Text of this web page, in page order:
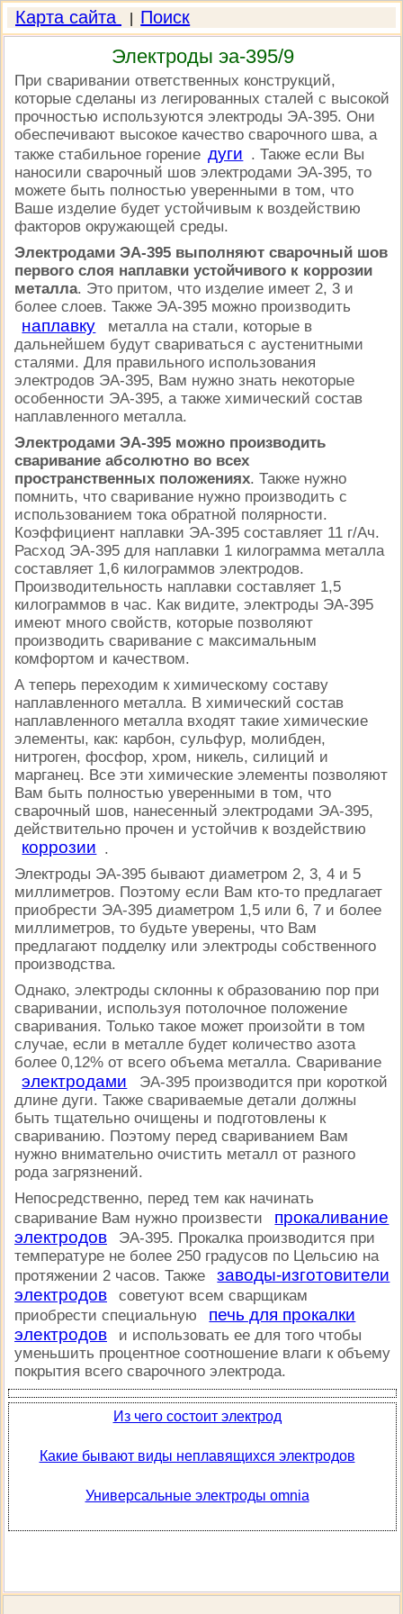
Карта сайта Поиск
Электроды эа-395/9
При сваривании ответственных конструкций,
которые сделаны из легированных сталей с высокой
прочностью используются электроды ЭА-395. Они
обеспечивают высокое качество сварочного шва, а
также стабильное горение дуги . Также если Вы
наносили сварочный шов электродами ЭА-395, то
можете быть полностью уверенными в том, что
Ваше изделие будет устойчивым к воздействию
факторов окружающей среды.
Электродами ЭА-395 выполняют сварочный шов
первого слоя наплавки устойчивого к коррозии
металла. Это притом, что изделие имеет 2, 3 и
более слоев. Также ЭА-395 можно производить
наплавку
металла на стали, которые в
дальнейшем будут свариваться с аустенитными
сталями. Для правильного использования
электродов ЭА-395, Вам нужно знать некоторые
особенности ЭА-395, а также химический состав
наплавленного металла.
Электродами ЭА-395 можно производить
сваривание абсолютно во всех
пространственных положениях. Также нужно
помнить, что сваривание нужно производить с
использованием тока обратной полярности.
Коэффициент наплавки ЭА-395 составляет 11 г/Ач.
Расход ЭА-395 для наплавки 1 килограмма металла
составляет 1,6 килограммов электродов.
Производительность наплавки составляет 1,5
килограммов в час. Как видите, электроды ЭА-395
имеют много свойств, которые позволяют
производить сваривание с максимальным
комфортом и качеством.
А теперь переходим к химическому составу
наплавленного металла. В химический состав
наплавленного металла входят такие химические
элементы, как: карбон, сульфур, молибден,
нитроген, фосфор, хром, никель, силиций и
марганец. Все эти химические элементы позволяют
Вам быть полностью уверенными в том, что
сварочный шов, нанесенный электродами ЭА-395,
действительно прочен и устойчив к воздействию
коррозии .
Электроды ЭА-395 бывают диаметром 2, 3, 4 и 5
миллиметров. Поэтому если Вам кто-то предлагает
приобрести ЭА-395 диаметром 1,5 или 6, 7 и более
миллиметров, то будьте уверены, что Вам
предлагают подделку или электроды собственного
производства.
Однако, электроды склонны к образованию пор при
сваривании, используя потолочное положение
сваривания. Только такое может произойти в том
случае, если в металле будет количество азота
более 0,12% от всего объема металла. Сваривание
электродами
ЭА-395 производится при короткой
длине дуги. Также свариваемые детали должны
быть тщательно очищены и подготовлены к
свариванию. Поэтому перед свариванием Вам
нужно внимательно очистить металл от разного
рода загрязнений.
Непосредственно, перед тем как начинать
сваривание Вам нужно произвести
прокаливание
электродов
ЭА-395. Прокалка производится при
температуре не более 250 градусов по Цельсию на
протяжении 2 часов. Также
заводы-изготовители
электродов
советуют всем сварщикам
приобрести специальную
печь для прокалки
электродов
и использовать ее для того чтобы
уменьшить процентное соотношение влаги к объему
покрытия всего сварочного электрода.
Из чего состоит электрод
Какие бывают виды неплавящихся электродов
Универсальные электроды omnia